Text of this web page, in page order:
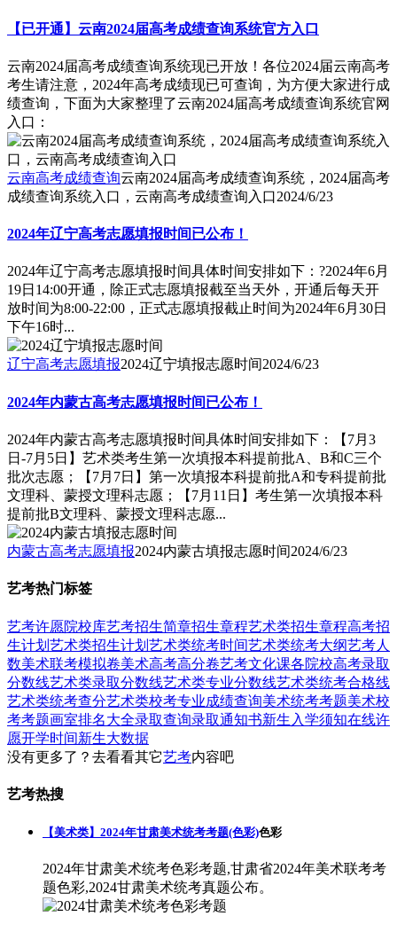
【已开通】云南2024届高考成绩查询系统官方入口
云南2024届高考成绩查询系统现已开放！各位2024届云南高考
考生请注意，2024年高考成绩现已可查询，为方便大家进行成
绩查询，下面为大家整理了云南2024届高考成绩查询系统官网
入口：
云南高考成绩查询云南2024届高考成绩查询系统，2024届高考
成绩查询系统入口，云南高考成绩查询入口2024/6/23
2024年辽宁高考志愿填报时间已公布！
2024年辽宁高考志愿填报时间具体时间安排如下：?2024年6月
19日14:00开通，除正式志愿填报截至当天外，开通后每天开
放时间为8:00-22:00，正式志愿填报截止时间为2024年6月30日
下午16时...
辽宁高考志愿填报2024辽宁填报志愿时间 2024/6/23
2024年内蒙古高考志愿填报时间已公布！
2024年内蒙古高考志愿填报时间具体时间安排如下：【7月3
日-7月5日】艺术类考生第一次填报本科提前批A、B和C三个
批次志愿；【7月7日】第一次填报本科提前批A和专科提前批
文理科、蒙授文理科志愿；【7月11日】考生第一次填报本科
提前批B文理科、蒙授文理科志愿...
内蒙古高考志愿填报2024内蒙古填报志愿时间2024/6/23
艺考热门标签
艺考许愿院校库艺考招生简章招生章程艺术类招生章程高考招
生计划 艺术类招生计划 艺术类统考时间艺术类统考大纲艺考人
数美术联考模拟卷美术高考高分卷艺考文化课各院校高考录取
分数线艺术类录取分数线艺术类专业分数线艺术类统考合格线
艺术类统考查分艺术类校考专业成绩查询美术统考考题美术校
考考题画室排名大全录取查询录取通知书新生入学须知在线许
愿开学时间新生大数据
没有更多了？去看看其它艺考内容吧
艺考热搜
【美术类】2024年甘肃美术统考考题(色彩)色彩
2024年甘肃美术统考色彩考题,甘肃省2024年美术联考考
题色彩,2024甘肃美术统考真题公布。